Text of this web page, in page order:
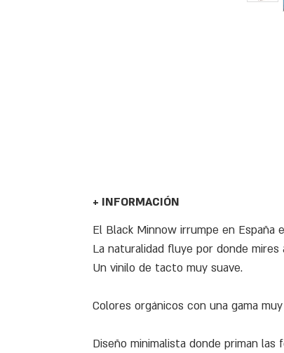
+ INFORMACIÓN
El Black Minnow irrumpe en España
La naturalidad fluye por donde mires
Un vinilo de tacto muy suave.
Colores orgánicos con una gama
Diseño minimalista donde priman